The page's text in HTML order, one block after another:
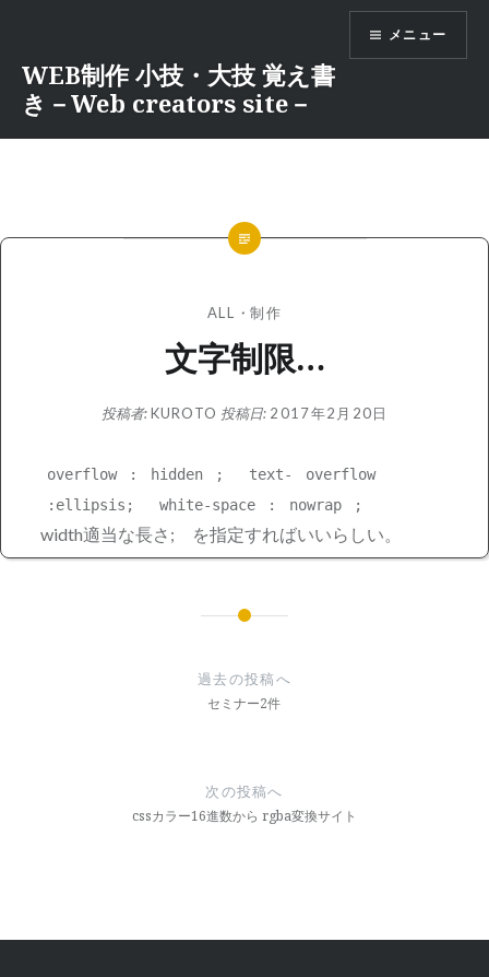
WEB制作 小技・大技 覚え書
き－Web creators site－
メニュー
ALL ・制作
文字制限…
投稿者:KUROTO 投稿日: 2017年2月20日
overflow : hidden ; text-
overflow
:ellipsis;
white-space : nowrap ;
width適当な長さ; を指定すればいいらしい。
ン
過去の投稿へ
セミナー2件
次の投稿へ
cssカラー16進数から rgba変換サイト